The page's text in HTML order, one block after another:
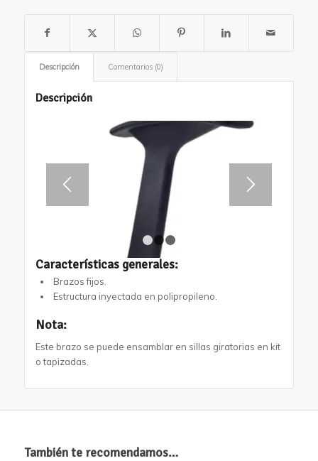
Descripción Comentarios (0)
Descripción
Características generales:
Brazos fijos.
Estructura inyectada en polipropileno.
Nota:
Este brazo se puede ensamblar en sillas giratorias en kit
o tapizadas.
También te recomendamos…